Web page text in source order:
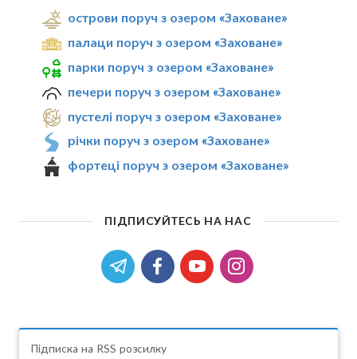
острови поруч з озером «Заховане»
палаци поруч з озером «Заховане»
парки поруч з озером «Заховане»
печери поруч з озером «Заховане»
пустелі поруч з озером «Заховане»
річки поруч з озером «Заховане»
фортеці поруч з озером «Заховане»
ПІДПИСУЙТЕСЬ НА НАС
Підписка на RSS розсилку